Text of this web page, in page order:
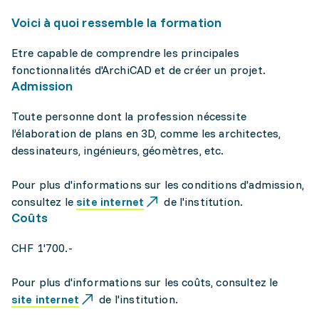
Voici à quoi ressemble la formation
Etre capable de comprendre les principales
fonctionnalités d'ArchiCAD et de créer un projet.
Admission
Toute personne dont la profession nécessite
l’élaboration de plans en 3D, comme les architectes,
dessinateurs, ingénieurs, géomètres, etc.
Pour plus d'informations sur les conditions d'admission,
consultez le site internet de l'institution.
Coûts
CHF 1'700.-
Pour plus d'informations sur les coûts, consultez le
site internet
de l'institution.